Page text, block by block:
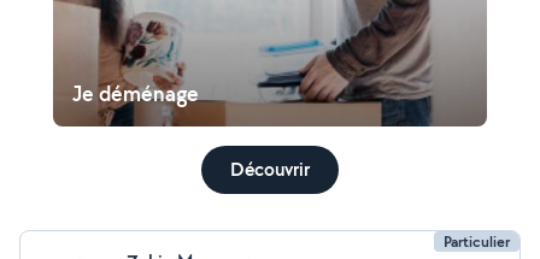
Je déménage
Découvrir
Particulier